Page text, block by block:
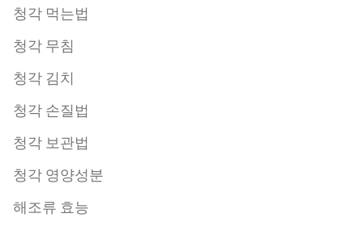
청각 먹는법
청각 무침
청각 김치
청각 손질법
청각 보관법
청각 영양성분
해조류 효능